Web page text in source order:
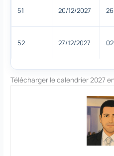
51 20/12/2027
52 27/12/2027
Télécharger le calendrier 2027